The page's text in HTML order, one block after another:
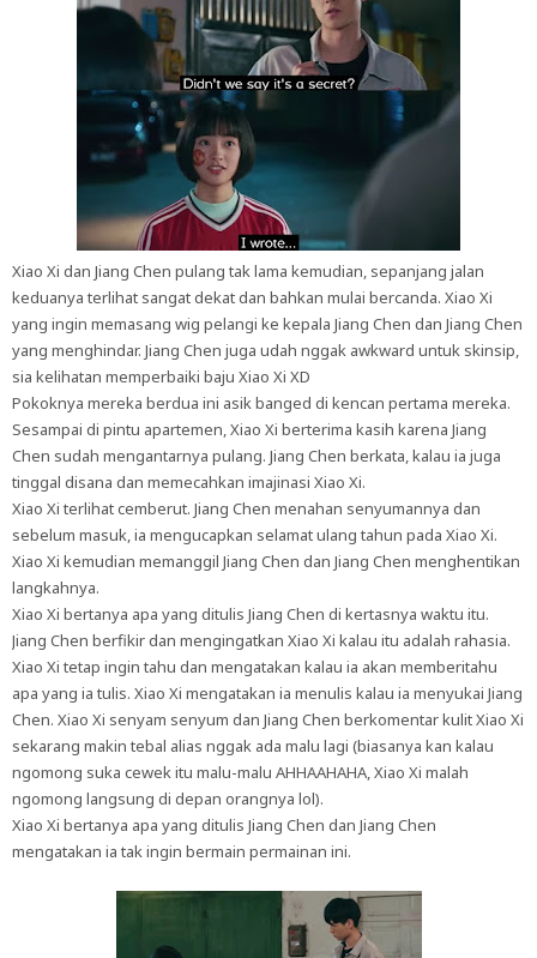
Xiao Xi dan Jiang Chen pulang tak lama kemudian, sepanjang jalan
keduanya terlihat sangat dekat dan bahkan mulai bercanda. Xiao Xi
yang ingin memasang wig pelangi ke kepala Jiang Chen dan Jiang Chen
yang menghindar. Jiang Chen juga udah nggak awkward untuk skinsip,
sia kelihatan memperbaiki baju Xiao Xi XD
Pokoknya mereka berdua ini asik banged di kencan pertama mereka.
Sesampai di pintu apartemen, Xiao Xi berterima kasih karena Jiang
Chen sudah mengantarnya pulang. Jiang Chen berkata, kalau ia juga
tinggal disana dan memecahkan imajinasi Xiao Xi.
Xiao Xi terlihat cemberut. Jiang Chen menahan senyumannya dan
sebelum masuk, ia mengucapkan selamat ulang tahun pada Xiao Xi.
Xiao Xi kemudian memanggil Jiang Chen dan Jiang Chen menghentikan
langkahnya.
Xiao Xi bertanya apa yang ditulis Jiang Chen di kertasnya waktu itu.
Jiang Chen berfikir dan mengingatkan Xiao Xi kalau itu adalah rahasia.
Xiao Xi tetap ingin tahu dan mengatakan kalau ia akan memberitahu
apa yang ia tulis. Xiao Xi mengatakan ia menulis kalau ia menyukai Jiang
Chen. Xiao Xi senyam senyum dan Jiang Chen berkomentar kulit Xiao Xi
sekarang makin tebal alias nggak ada malu lagi (biasanya kan kalau
ngomong suka cewek itu malu-malu AHHAAHAHA, Xiao Xi malah
ngomong langsung di depan orangnya lol).
Xiao Xi bertanya apa yang ditulis Jiang Chen dan Jiang Chen
mengatakan ia tak ingin bermain permainan ini.